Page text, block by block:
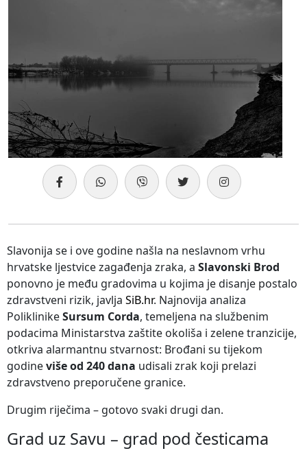
Slavonija se i ove godine našla na neslavnom vrhu
hrvatske ljestvice zagađenja zraka, a Slavonski Brod
ponovno je među gradovima u kojima je disanje postalo
zdravstveni rizik, javlja SiB.hr. Najnovija analiza
PoliklinikeSursum Corda, temeljena na službenim
podacima Ministarstva zaštite okoliša i zelene tranzicije,
otkriva alarmantnu stvarnost: Brođani su tijekom
godineviše od 240 dana udisali zrak koji prelazi
zdravstveno preporučene granice.
Drugim riječima – gotovo svaki drugi dan.
Grad uz Savu – grad pod česticama